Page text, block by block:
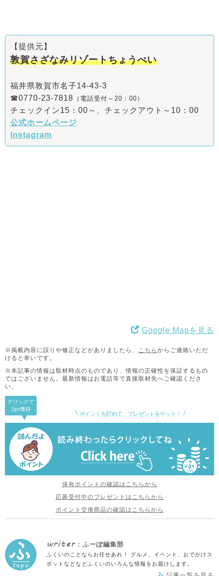
【提供元】
敦賀さざなみリゾートちょうべい
福井県敦賀市名子14-43-3
☎0770-23-7818 （電話受付～20：00）
チェックイン15：00～、チェックアウト～10：00
公式ホームページ
Instagram
Google Mapを見る
※掲載内容に誤りや修正などがありましたら、 こちら からご連絡いただ
けると幸いです。
※本記事の情報は取材時点のものであり、情報の正確性を保証するもの
ではございません。 最新情報はお電話等で直接取材先へご確認くださ
い。
ポイントを貯めて、プレゼントをゲット！
クリックで
3pt獲得
保有ポイントの確認はこちらから
応募受付中のプレゼントはこちらから
ポイント交換商品の確認はこちらから
writer : ふーぽ編集部
ふくいのことならお任せあれ！ グルメ、イベント、おでかけス
ポットなどなどふくいのいろんな情報をお届けします。